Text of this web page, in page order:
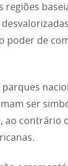
regiões
poder de
ser
ao contrário